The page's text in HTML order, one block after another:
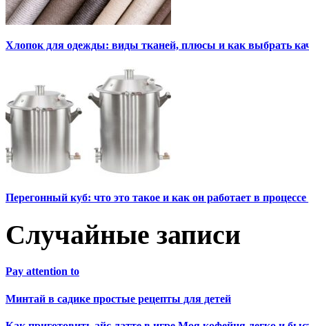
Хлопок для одежды: виды тканей, плюсы и как выбрать
Перегонный куб: что это такое и как он работает в
Случайные записи
Pay attention to
Минтай в садике простые рецепты для детей